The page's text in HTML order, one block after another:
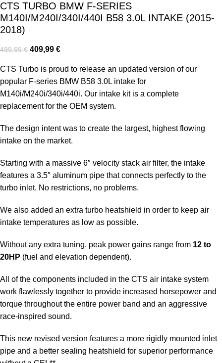
CTS TURBO BMW F-SERIES
M140I/M240I/340I/440I B58 3.0L INTAKE (2015-
2018)
499,99€ 409,99 €
CTS Turbo is proud to release an updated version of our
popular F-series BMW B58 3.0L intake for
M140i/M240i/340i/440i. Our intake kit is a complete
replacement for the OEM system.
The design intent was to create the largest, highest flowing
intake on the market.
Starting with a massive 6″ velocity stack air filter, the intake
features a 3.5″ aluminum pipe that connects perfectly to the
turbo inlet. No restrictions, no problems.
We also added an extra turbo heatshield in order to keep air
intake temperatures as low as possible.
Without any extra tuning, peak power gains range from 12 to
20HP (fuel and elevation dependent).
All of the components included in the CTS air intake system
work flawlessly together to provide increased horsepower and
torque throughout the entire power band and an aggressive
race-inspired sound.
This new revised version features a more rigidly mounted inlet
pipe and a better sealing heatshield for superior performance